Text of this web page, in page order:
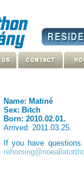
Name: Matiné
Sex: Bitch
Born: 2010.02.01.
Arrived: 2011.03.25.
If you have